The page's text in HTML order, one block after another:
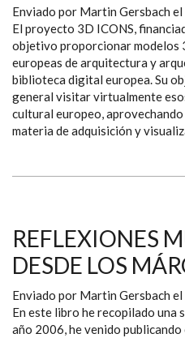
Enviado por Martin Gersbach el
El proyecto 3D ICONS,
objetivo proporcionar modelos
europeas de arquitectura y
biblioteca digital europea. Su
general visitar virtualmente
cultural europeo,
materia de adquisición y
REFLEXIONES
ESDE LOS
Enviado por Martin Gersbach el
En este libro he recopilado una
año 2006, he venido